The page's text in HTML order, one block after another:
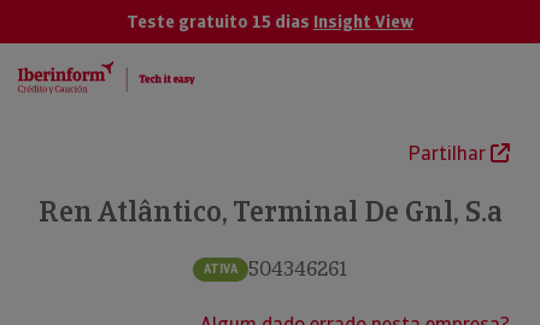
Teste gratuito 15 dias Insight View
Partilhar
Ren Atlântico, Terminal De Gnl, S.a
ATIVA 504346261